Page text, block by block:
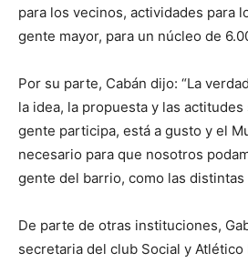
para los vecinos, actividades para
gente mayor, para un núcleo de
Por su parte, Cabán dijo: “La
la idea, la propuesta y las
gente participa, está a gusto y el
necesario para que nosotros
gente del barrio, como las distintas
De parte de otras instituciones,
secretaria del club Social y